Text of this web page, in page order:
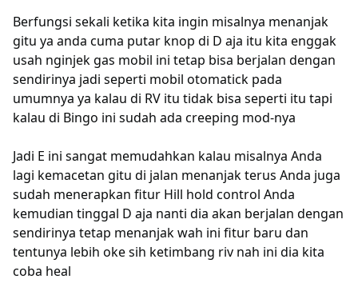
Berfungsi sekali ketika kita ingin misalnya menanjak
gitu ya anda cuma putar knop di D aja itu kita enggak
usah nginjek gas mobil ini tetap bisa berjalan dengan
sendirinya jadi seperti mobil otomatick pada
umumnya ya kalau di RV itu tidak bisa seperti itu tapi
kalau di Bingo ini sudah ada creeping mod-nya
Jadi E ini sangat memudahkan kalau misalnya Anda
lagi kemacetan gitu di jalan menanjak terus Anda juga
sudah menerapkan fitur Hill hold control Anda
kemudian tinggal D aja nanti dia akan berjalan dengan
sendirinya tetap menanjak wah ini fitur baru dan
tentunya lebih oke sih ketimbang riv nah ini dia kita
coba heal